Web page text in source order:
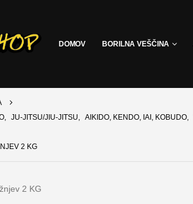
DOMOV BORILNA VEŠČINA
, JU-JITSU/JIU-JITSU, AIKIDO, KENDO, IAI, KOBUDO,
2 KG